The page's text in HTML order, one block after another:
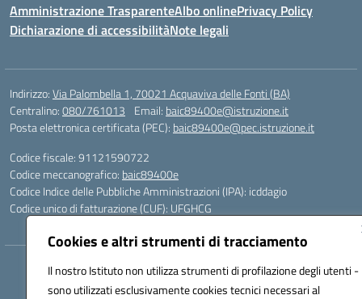
Cookies e altri strumenti di tracciamento
Il nostro Istituto non utilizza strumenti di profilazione degli utenti -
sono utilizzati esclusivamente cookies tecnici necessari al
Amministrazione TrasparenteAlbo onlinePrivacy Policy
Dichiarazione di accessibilitàNote legali
Indirizzo:Via Palombella 1, 70021 Acquaviva delle Fonti (BA)
Centralino:080/761013 Email: baic89400e@istruzione.it
Posta elettronica certificata (PEC): baic89400e@pec.istruzione.it
Codice fiscale: 91121590722
Codice meccanografico: baic89400e
Codice Indice delle Pubbliche Amministrazioni (IPA): icddagio
Codice unico di fatturazione (CUF): UFGHCG
Hosting & Powered by 3D Solution S.r.l.
Concept & Design by Designers Italia